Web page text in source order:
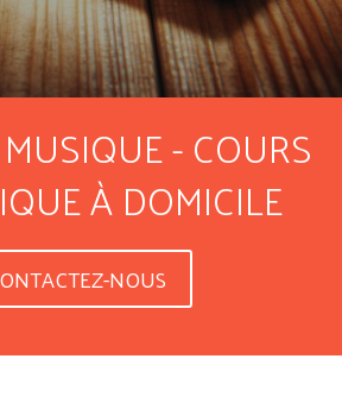
- COURS
À DOMICILE
NOUS